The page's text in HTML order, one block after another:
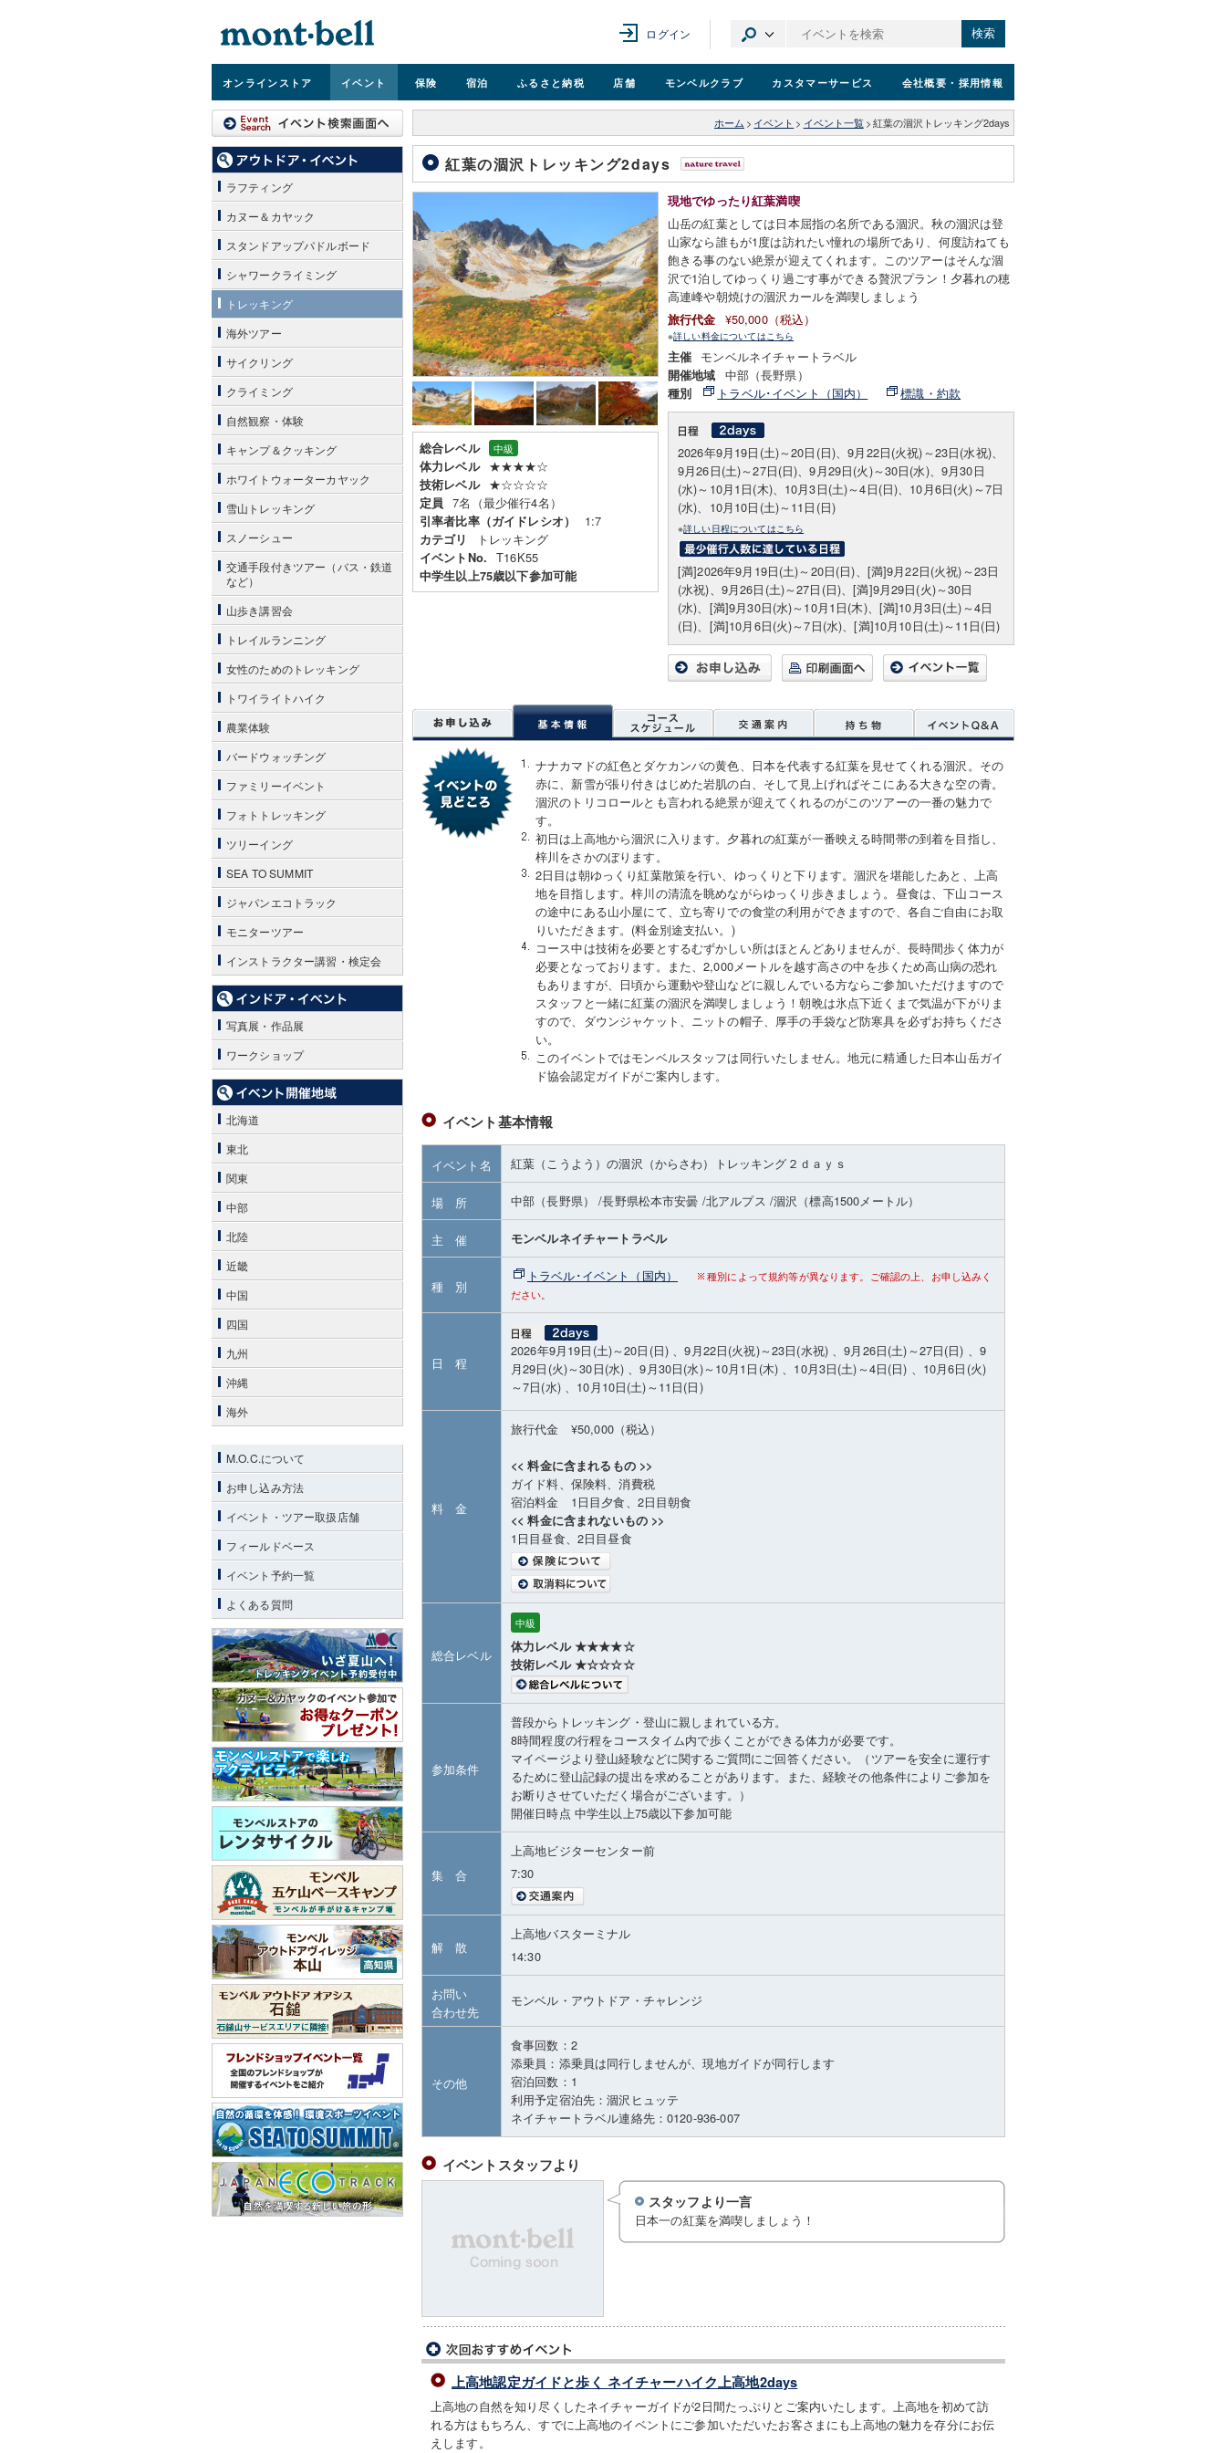
ログイン 検索
オンラインストア イベント 保険 宿泊 ふるさと納税 店舗 モンベルクラブ カスタマーサービス 会社概要 ・採用情報
ホーム > イベント > イベント一覧 > 紅葉の涸沢トレッキング2days
紅葉の涸沢トレッキング2days
総合レベル 中級
体力レベル ★★★★☆
技術レベル ★☆☆☆☆
定員 7名（最少催行4名）
引率者比率（ガイドレシオ） 1:7
カテゴリ トレッキング
イベントNo. T16K55
中学生以上75歳以下参加可能
現地でゆったり紅葉満喫
山岳の紅葉としては日本屈指の名所である涸沢。秋の涸沢は登
山家なら誰もが1度は訪れたい憧れの場所であり、何度訪ねても
飽きる事のない絶景が迎えてくれます。このツアーはそんな涸
沢で1泊してゆっくり過ごす事ができる贅沢プラン！夕暮れの穂
高連峰や朝焼けの涸沢カールを満喫しましょう
旅行代金 ¥50,000（税込）
※詳しい料金についてはこちら
主催 モンベルネイチャートラベル
開催地域 中部（長野県）
種別 トラベル･イベント（国内） 標識・約款
2026年9月19日(土)～20日(日)、9月22日(火祝)～23日(水祝)、
9月26日(土)～27日(日)、9月29日(火)～30日(水)、9月30日
(水)～10月1日(木)、10月3日(土)～4日(日)、10月6日(火)～7日
(水)、10月10日(土)～11日(日)
※詳しい日程についてはこちら
[満]2026年9月19日(土)～20日(日)、[満]9月22日(火祝)～23日
(水祝)、9月26日(土)～27日(日)、[満]9月29日(火)～30日
(水)、[満]9月30日(水)～10月1日(木)、[満]10月3日(土)～4日
(日)、[満]10月6日(火)～7日(水)、[満]10月10日(土)～11日(日)
ナナカマドの紅色とダケカンバの黄色、日本を代表する紅葉を見せてくれる涸沢。その
赤に、新雪が張り付きはじめた岩肌の白、そして見上げればそこにある大きな空の青。
涸沢のトリコロールとも言われる絶景が迎えてくれるのがこのツアーの一番の魅力で
す。
初日は上高地から涸沢に入ります。夕暮れの紅葉が一番映える時間帯の到着を目指し、
梓川をさかのぼります。
2日目は朝ゆっくり紅葉散策を行い、ゆっくりと下ります。涸沢を堪能したあと、上高
地を目指します。梓川の清流を眺めながらゆっくり歩きましょう。昼食は、下山コース
の途中にある山小屋にて、立ち寄りでの食堂の利用ができますので、各自ご自由にお取
りいただきます。(料金別途支払い。)
コース中は技術を必要とするむずかしい所はほとんどありませんが、長時間歩く体力が
必要となっております。また、2,000メートルを越す高さの中を歩くため高山病の恐れ
もありますが、日頃から運動や登山などに親しんでいる方ならご参加いただけますので
スタッフと一緒に紅葉の涸沢を満喫しましょう！朝晩は氷点下近くまで気温が下がりま
すので、ダウンジャケット、ニットの帽子、厚手の手袋など防寒具を必ずお持ちくださ
い。
このイベントではモンベルスタッフは同行いたしません。地元に精通した日本山岳ガイ
ド協会認定ガイドがご案内します。
イベント基本情報
イベント名 紅葉（こうよう）の涸沢（からさわ）トレッキング２ｄａｙｓ
場 所 中部（長野県） /長野県松本市安曇 /北アルプス /涸沢 （標高1500メートル）
主 催 モンベルネイチャートラベル
種 別
トラベル･イベント（国内）
種別によって規約等が異なります。ご確認の上、お申し込みく
ださい。
日 程
2026年9月19日(土)～20日(日) 、9月22日(火祝)～23日(水祝) 、9月26日(土)～27日(日) 、9
月29日(火)～30日(水) 、9月30日(水)～10月1日(木) 、10月3日(土)～4日(日) 、10月6日(火)
～7日(水) 、10月10日(土)～11日(日)
料 金
旅行代金 ¥50,000（税込）
<< 料金に含まれるもの >>
ガイド料、保険料、消費税
宿泊料金 1日目夕食、2日目朝食
<< 料金に含まれないもの >>
1日目昼食、2日目昼食
総合レベル
中級
体力レベル ★★★★☆
技術レベル ★☆☆☆☆
参加条件
普段からトレッキング・登山に親しまれている方。
8時間程度の行程をコースタイム内で歩くことができる体力が必要です。
マイページより登山経験などに関するご質問にご回答ください。（ツアーを安全に運行す
るために登山記録の提出を求めることがあります。また、経験その他条件によりご参加を
お断りさせていただく場合がございます。）
開催日時点 中学生以上75歳以下参加可能
集 合
上高地ビジターセンター前
7:30
解 散
上高地バスターミナル
14:30
お問い
合わせ先
モンベル・アウトドア・チャレンジ
その他
食事回数：2
添乗員：添乗員は同行しませんが、現地ガイドが同行します
宿泊回数：1
利用予定宿泊先：涸沢ヒュッテ
ネイチャートラベル連絡先：0120-936-007
イベントスタッフより
スタッフより一言
日本一の紅葉を満喫しましょう！
上高地認定ガイドと歩く ネイチャーハイク上高地2days
上高地の自然を知り尽くしたネイチャーガイドが2日間たっぷりとご案内いたします。上高地を初めて訪
れる方はもちろん、すでに上高地のイベントにご参加いただいたお客さまにも上高地の魅力を存分にお伝
えします。
ラフティング
カヌー＆カヤック
スタンドアップパドルボード
シャワークライミング
トレッキング
海外ツアー
サイクリング
クライミング
自然観察・体験
キャンプ＆クッキング
ホワイトウォーターカヤック
雪山トレッキング
スノーシュー
交通手段付きツアー（バス・鉄道
など）
山歩き講習会
トレイルランニング
女性のためのトレッキング
トワイライトハイク
農業体験
バードウォッチング
ファミリーイベント
フォトトレッキング
ツリーイング
SEA TO SUMMIT
ジャパンエコトラック
モニターツアー
インストラクター講習・検定会
写真展・作品展
ワークショップ
北海道
東北
関東
中部
北陸
近畿
中国
四国
九州
沖縄
海外
M.O.C.について
お申し込み方法
イベント・ツアー取扱店舗
フィールドベース
イベント予約一覧
よくある質問